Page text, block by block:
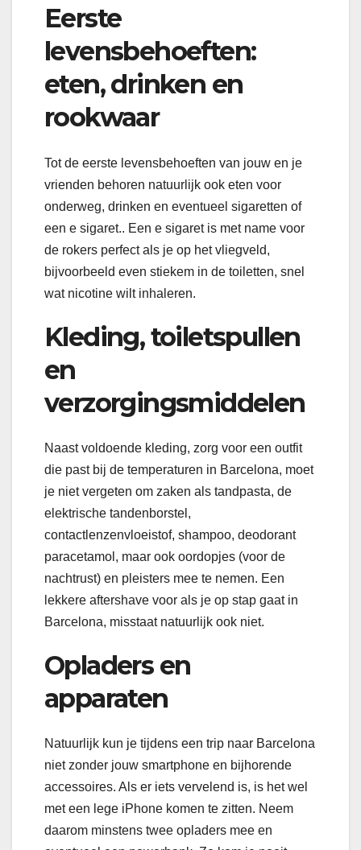
Eerste
levensbehoeften:
eten, drinken en
rookwaar
Tot de eerste levensbehoeften van jouw en je
vrienden behoren natuurlijk ook eten voor
onderweg, drinken en eventueel sigaretten of
een e sigaret.. Een e sigaret is met name voor
de rokers perfect als je op het vliegveld,
bijvoorbeeld even stiekem in de toiletten, snel
wat nicotine wilt inhaleren.
Kleding, toiletspullen
en
verzorgingsmiddelen
Naast voldoende kleding, zorg voor een outfit
die past bij de temperaturen in Barcelona, moet
je niet vergeten om zaken als tandpasta, de
elektrische tandenborstel,
contactlenzenvloeistof, shampoo, deodorant
paracetamol, maar ook oordopjes (voor de
nachtrust) en pleisters mee te nemen. Een
lekkere aftershave voor als je op stap gaat in
Barcelona, misstaat natuurlijk ook niet.
Opladers en
apparaten
Natuurlijk kun je tijdens een trip naar Barcelona
niet zonder jouw smartphone en bijhorende
accessoires. Als er iets vervelend is, is het wel
met een lege iPhone komen te zitten. Neem
daarom minstens twee opladers mee en